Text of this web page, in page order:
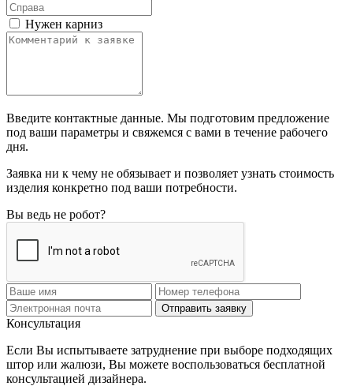
Нужен карниз
Введите контактные данные. Мы подготовим предложение
под ваши параметры и свяжемся с вами в течение рабочего
дня.
Заявка ни к чему не обязывает и позволяет узнать стоимость
изделия конкретно под ваши потребности.
Вы ведь не робот?
Отправить заявку
Консультация
Если Вы испытываете затруднение при выборе подходящих
штор или жалюзи, Вы можете воспользоваться бесплатной
консультацией дизайнера.